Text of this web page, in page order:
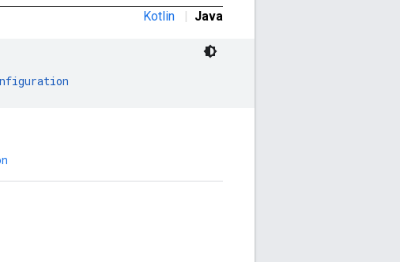
Kotlin | Java